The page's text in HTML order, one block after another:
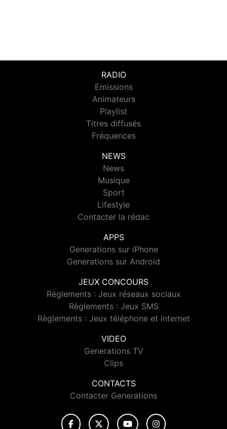
RADIO
Emissions
Animateurs
Playlist
Titres diffusés
Fréquences
NEWS
News
Musique
Sport
Lifestyle
Contacter la rédac
APPS
Generations sur iPhone
Generations sur Android
JEUX CONCOURS
Règlements : Jeux réseaux sociaux
Règlements : Jeux SMS
Règlements : Jeux téléphone et internet
VIDEO
Generations TV
Clips
CONTACTS
Contacter Generations